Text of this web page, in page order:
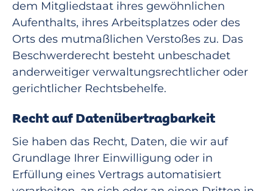
dem Mitgliedstaat ihres gewöhnlichen
Aufenthalts, ihres Arbeitsplatzes oder des
Orts des mutmaßlichen Verstoßes zu. Das
Beschwerderecht besteht unbeschadet
anderweitiger verwaltungsrechtlicher oder
gerichtlicher Rechtsbehelfe.
Recht auf Daten­übertrag­barkeit
Sie haben das Recht, Daten, die wir auf
Grundlage Ihrer Einwilligung oder in
Erfüllung eines Vertrags automatisiert